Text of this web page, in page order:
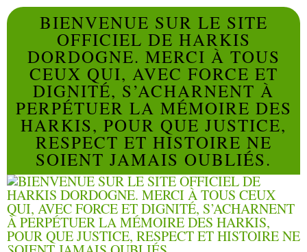
BIENVENUE SUR LE SITE
OFFICIEL DE HARKIS
DORDOGNE. MERCI À TOUS
CEUX QUI, AVEC FORCE ET
DIGNITÉ, S’ACHARNENT À
PERPÉTUER LA MÉMOIRE DES
HARKIS, POUR QUE JUSTICE,
RESPECT ET HISTOIRE NE
SOIENT JAMAIS OUBLIÉS.